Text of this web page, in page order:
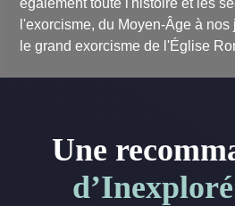
également toute l'histoire et les
l'exorcisme, du Moyen-Âge à
le grand exorcisme de l'Église
Une